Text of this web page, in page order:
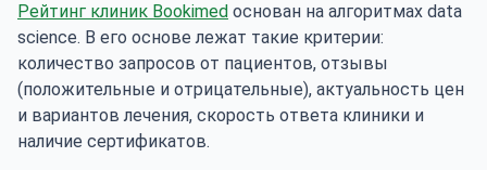
Рейтинг клиник Bookimed основан на алгоритмах data
science. В его основе лежат такие критерии:
количество запросов от пациентов, отзывы
(положительные и отрицательные), актуальность цен
и вариантов лечения, скорость ответа клиники и
наличие сертификатов.